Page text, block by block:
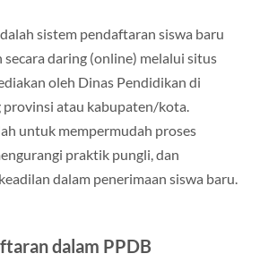
sistem pendaftaran siswa baru
secara daring (online) melalui situs
oleh Dinas Pendidikan di
provinsi atau kabupaten/kota.
untuk mempermudah proses
praktik pungli, dan
dalam penerimaan siswa baru.
dalam PPDB